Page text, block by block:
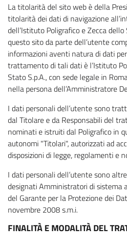
La titolarità del sito web è della
titolarità dei dati di navigazione
dell’Istituto Poligrafico e Zecca
questo sito da parte dell’utente
informazioni aventi natura di dati
trattamento di tali dati è l’Istituto
Stato S.p.A., con sede legale in
nella persona dell’Amministratore
I dati personali dell’utente sono
dal Titolare e da Responsabili del
nominati e istruiti dal Poligrafico in
autonomi "Titolari", autorizzati ad
disposizioni di legge, regolamenti e
I dati personali dell’utente sono
designati Amministratori di sistema
del Garante per la Protezione dei
novembre 2008 s.m.i.
FINALITÀ E MODALITÀ DEL